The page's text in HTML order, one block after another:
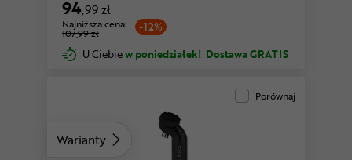
94,99 zł
-12%
Najniższa cena:
107,99 zł
U Ciebiew poniedziałek! Dostawa GRATIS
Warianty
Porównaj